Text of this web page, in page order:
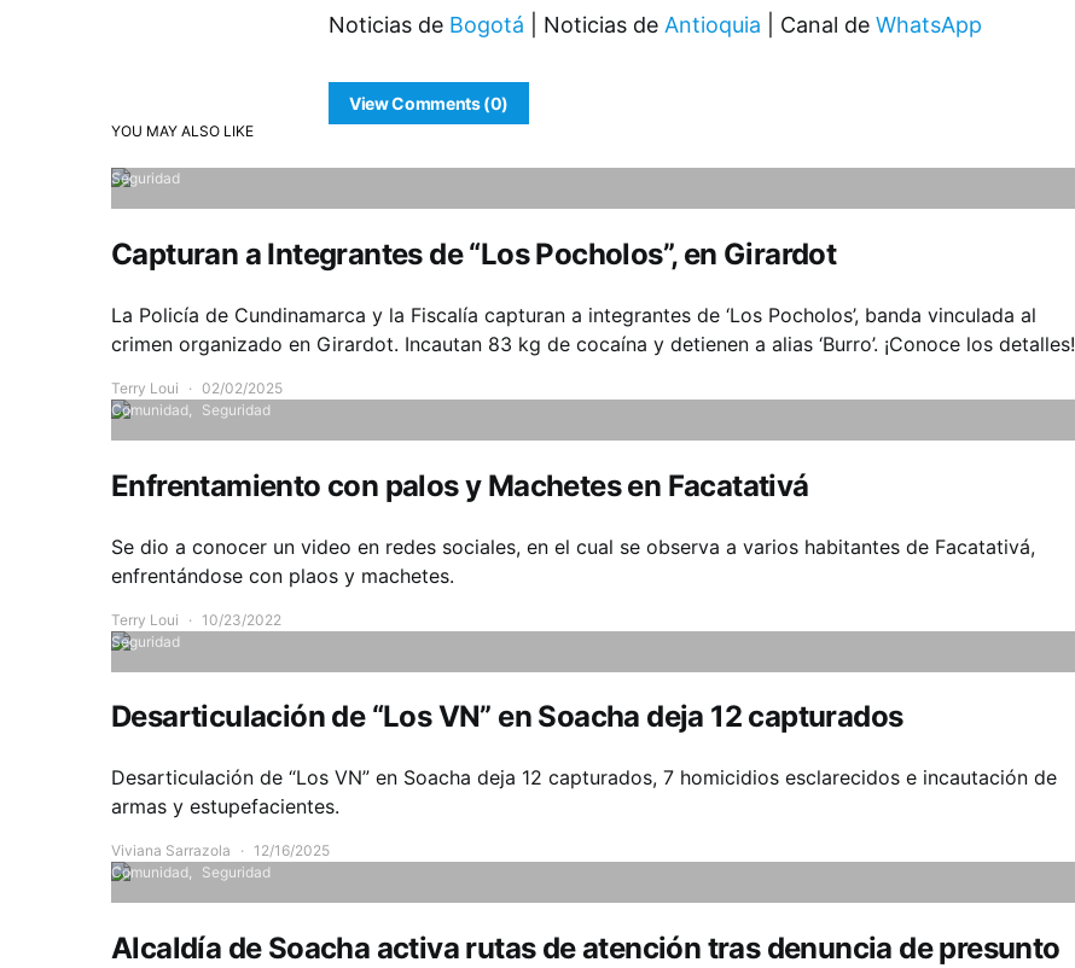
Noticias de Bogotá | Noticias de Antioquia | Canal de WhatsApp
View Comments (0)
YOU MAY ALSO LIKE
Seguridad
Capturan a Integrantes de “Los Pocholos”, en Girardot
La Policía de Cundinamarca y la Fiscalía capturan a integrantes de ‘Los Pocholos’, banda vinculada al
crimen organizado en Girardot. Incautan 83 kg de cocaína y detienen a alias ‘Burro’. ¡Conoce los detalles!
Terry Loui
02/02/2025
Comunidad
Seguridad
Enfrentamiento con palos y Machetes en Facatativá
Se dio a conocer un video en redes sociales, en el cual se observa a varios habitantes de Facatativá,
enfrentándose con plaos y machetes.
Terry Loui
10/23/2022
Seguridad
Desarticulación de “Los VN” en Soacha deja 12 capturados
Desarticulación de “Los VN” en Soacha deja 12 capturados, 7 homicidios esclarecidos e incautación de
armas y estupefacientes.
Viviana Sarrazola
12/16/2025
Comunidad
Seguridad
Alcaldía de Soacha activa rutas de atención tras denuncia de presunto